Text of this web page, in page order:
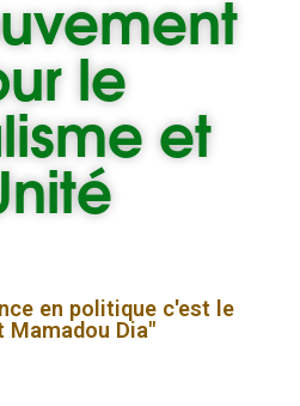
le
et
en politique c'est le
Mamadou Dia"